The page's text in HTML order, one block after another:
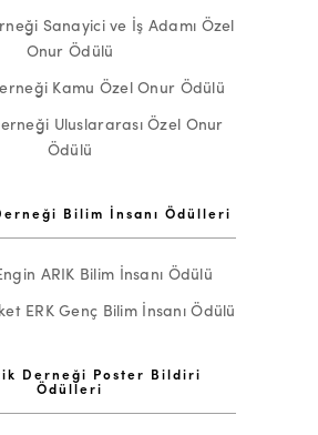
Sanayici ve İş Adamı Özel
Onur Ödülü
Kamu Özel Onur Ödülü
Uluslararası Özel Onur
Ödülü
Bilim İnsanı Ödülleri
ARIK Bilim İnsanı Ödülü
ERK Genç Bilim İnsanı Ödülü
Derneği Poster Bildiri
Ödülleri